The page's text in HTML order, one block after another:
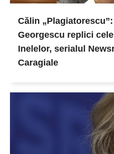
Călin
Georgescu replici
Inelelor, serialul
Caragiale